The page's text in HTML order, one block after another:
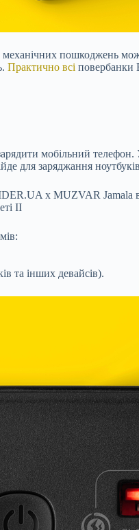
механічних пошкоджень
Практично всі повербанки
мобільний
для заряджання
х MUZVAR
II
та інших девайсів).